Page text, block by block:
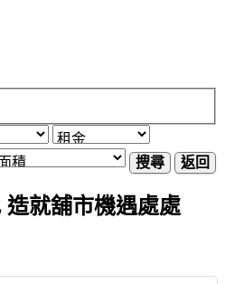
搜尋 返回
就舖市機遇處處